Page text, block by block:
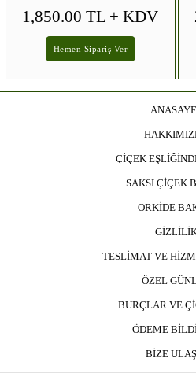
1,850.00 TL + KDV
Hemen Sipariş Ver
ÇİÇEK
SAKSI ÇİÇEK
ORKİDE
TESLİMAT VE
ÖZEL
BURÇLAR VE
ÖDEME
BİZE